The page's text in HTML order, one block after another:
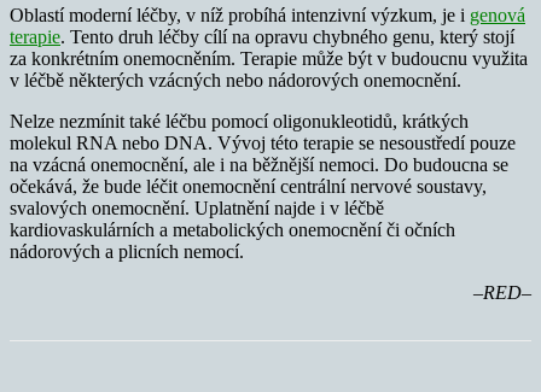
Oblastí moderní léčby, v níž probíhá intenzivní výzkum, je i genová
terapie. Tento druh léčby cílí na opravu chybného genu, který stojí
za konkrétním onemocněním. Terapie může být v budoucnu využita
v léčbě některých vzácných nebo nádorových onemocnění.
Nelze nezmínit také léčbu pomocí oligonukleotidů, krátkých
molekul RNA nebo DNA. Vývoj této terapie se nesoustředí pouze
na vzácná onemocnění, ale i na běžnější nemoci. Do budoucna se
očekává, že bude léčit onemocnění centrální nervové soustavy,
svalových onemocnění. Uplatnění najde i v léčbě
kardiovaskulárních a metabolických onemocnění či očních
nádorových a plicních nemocí.
–RED–